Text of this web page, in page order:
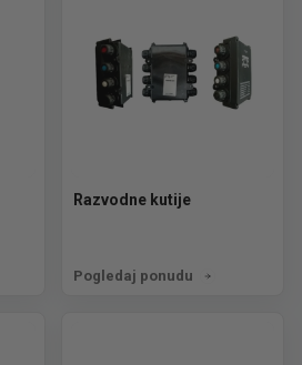
Razvodne kutije
Pogledaj ponudu